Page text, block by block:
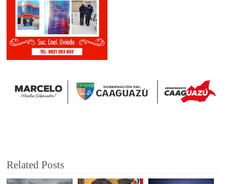
Related Posts